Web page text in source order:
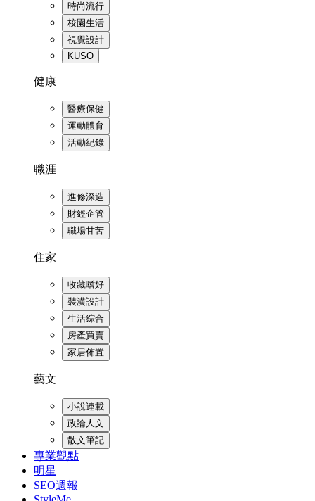
時尚流行
校園生活
視覺設計
KUSO
健康
醫療保健
運動體育
活動紀錄
職涯
進修深造
財經企管
職場甘苦
住家
收藏嗜好
裝潢設計
生活綜合
房產買賣
家居佈置
藝文
小說連載
政論人文
散文筆記
專業觀點
明星
SEO週報